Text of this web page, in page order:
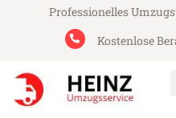
Professionelles
Kostenlose